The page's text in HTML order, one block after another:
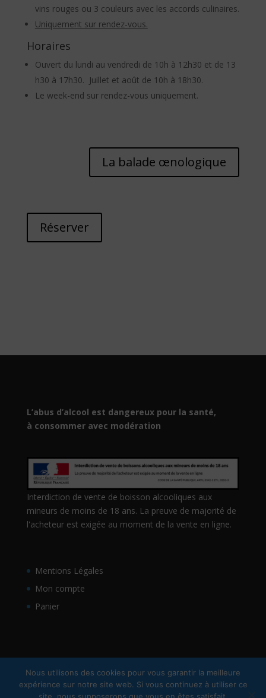
vins rouges ou 3 couleurs avec les accords culinaires.
Uniquement sur rendez-vous.
Horaires
Ouvert du lundi au vendredi de 10h à 12h30 et de 13
h30 à 17h30. Juillet et août de 10h à 18h30.
Le week-end sur rendez-vous uniquement.
La balade œnologique
Réserver
L’abus d’alcool est dangereux pour la santé,
à consommer avec modération
Interdiction de vente de boisson alcooliques aux
mineurs de moins de 18 ans. La preuve de majorité de
l'acheteur est exigée au moment de la vente en ligne.
Mentions Légales
Mon compte
Panier
Nous utilisons des cookies pour vous garantir la meilleure
expérience sur notre site web. Si vous continuez à utiliser ce